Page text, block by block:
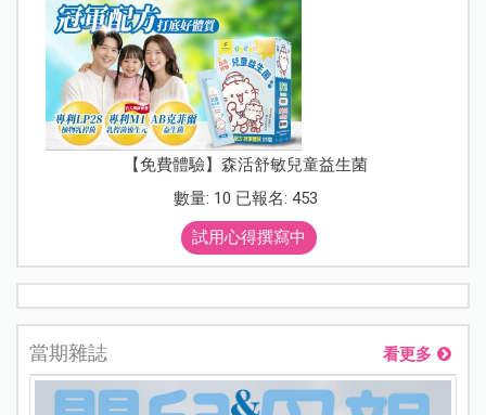
【免費體驗】森活舒敏兒童益生菌
數量: 10 已報名: 453
試用心得撰寫中
當期雜誌 看更多